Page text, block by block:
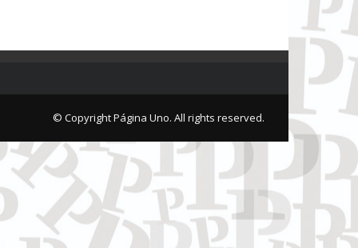
© Copyright Página Uno. All rights reserved.